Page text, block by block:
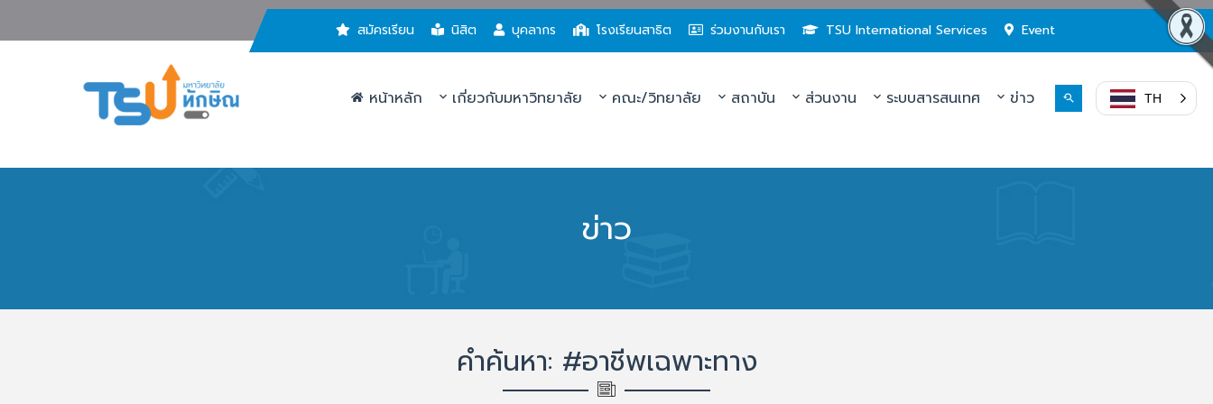
สมัครเรียน นิสิต บุคลากร โรงเรียนสาธิต ร่วมงานกับเรา TSU International Services Event
หน้าหลัก เกี่ยวกับมหาวิทยาลัย คณะ/วิทยาลัย สถาบัน ส่วนงาน ระบบสารสนเทศ ข่าว TH
ข่าว
คำค้นหา: #อาชีพเฉพาะทาง